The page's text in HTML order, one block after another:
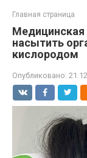
Главная страница
насытить
кислородом
Опубликовано: